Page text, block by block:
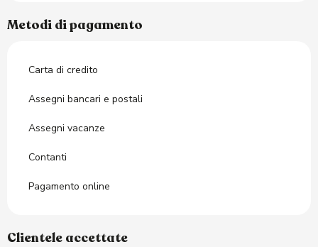
Metodi di pagamento
Carta di credito
Assegni bancari e postali
Assegni vacanze
Contanti
Pagamento online
Clientele accettate